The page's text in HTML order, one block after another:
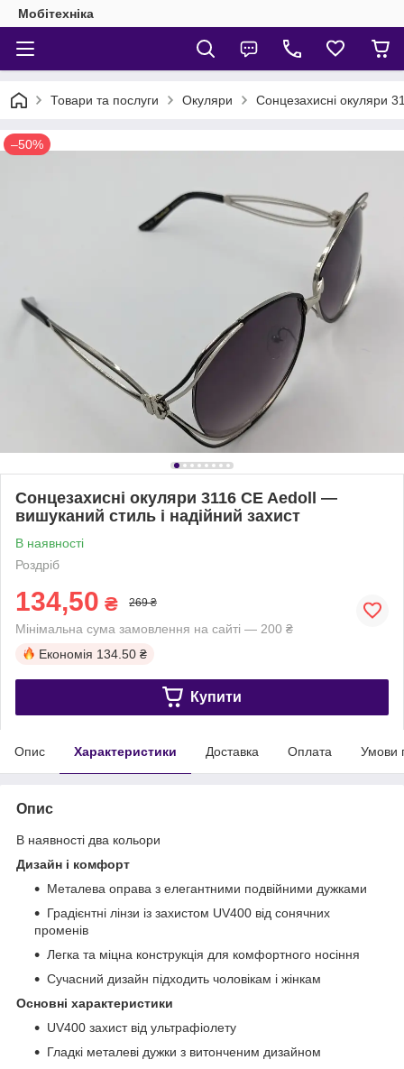
Мобітехніка
Товари та послуги Окуляри Сонцезахисні окуляри
–50%
Сонцезахисні окуляри 3116 CE Aedoll —
вишуканий стиль і надійний захист
В наявності
Роздріб
134,50 ₴ 269 ₴
Мінімальна сума замовлення на сайті — 200 ₴
Економія 134.50 ₴
Купити
Опис Характеристики Доставка Оплата Умови
Опис
В наявності два кольори
Дизайн і комфорт
Металева оправа з елегантними подвійними дужками
Градієнтні лінзи із захистом UV400 від сонячних
променів
Легка та міцна конструкція для комфортного носіння
Сучасний дизайн підходить чоловікам і жінкам
Основні характеристики
UV400 захист від ультрафіолету
Гладкі металеві дужки з витонченим дизайном